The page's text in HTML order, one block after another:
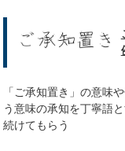
「ご承知置き」の意味
う意味の承知を丁寧語
続けてもらう